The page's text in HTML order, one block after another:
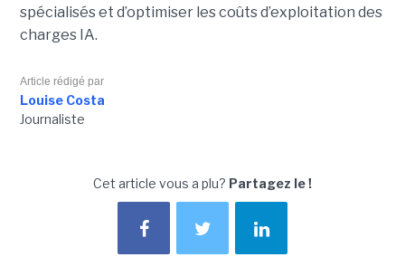
spécialisés et d’optimiser les coûts d’exploitation des
charges IA.
Article rédigé par
Louise Costa
Journaliste
Cet article vous a plu? Partagez le !